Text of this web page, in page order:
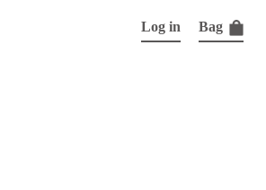
Log in Bag